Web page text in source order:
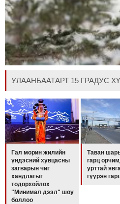
ЭРГЭН
ТОЙРОНД
"ЖИ
ТАЙМ"ЫН
ЭРГЭН
ГРАНАТ
ОСЛЫН
ЭРГЭН
ТОЙРОНД
ТӨВСИЙН
ТОДОТГОЛЫН
ЭРГЭН
ТОЙРОНД
ЕРӨНХИЙЛӨГЧИЙН
УЛААНБААТАРТ 15 ГРАДУС
Гал морин жилийн
үндэсний хувцасны
загварын чиг
хандлагыг
тодорхойлох
"Минимал дээл" шоу
боллоо
Таван
гарц
урттай
гүүрэн